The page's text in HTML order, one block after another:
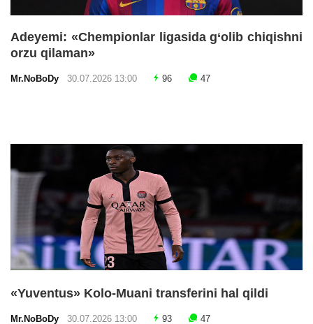
Adeyemi: «Chempionlar ligasida g‘olib chiqishni
orzu qilaman»
Mr.NoBoDy 30.07.2026 13:00 96 47
«Yuventus» Kolo-Muani transferini hal qildi
Mr.NoBoDy 30.07.2026 13:00 93 47